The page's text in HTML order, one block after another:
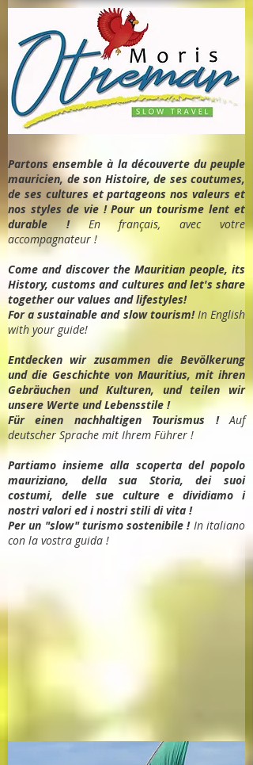
Partons ensemble à la découverte du peuple
mauricien, de son Histoire, de ses coutumes,
de ses cultures et partageons nos valeurs et
nos styles de vie ! Pour un tourisme lent et
durable !En français, avec votre
accompagnateur !
Come and discover the Mauritian people, its
History, customs and cultures and let's share
together our values and lifestyles!
For a sustainable and slow tourism!In English
with your guide!
Entdecken wir zusammen die Bevölkerung
und die Geschichte von Mauritius, mit ihren
Gebräuchen und Kulturen, und teilen wir
unsere Werte und Lebensstile !
Für einen nachhaltigen Tourismus !Auf
deutscher Sprache mit Ihrem Führer !
Partiamo insieme alla scoperta del popolo
mauriziano, della sua Storia, dei suoi
costumi, delle sue culture e dividiamo i
nostri valori ed i nostri stili di vita !
Per un "slow" turismo sostenibile !In italiano
con la vostra guida !